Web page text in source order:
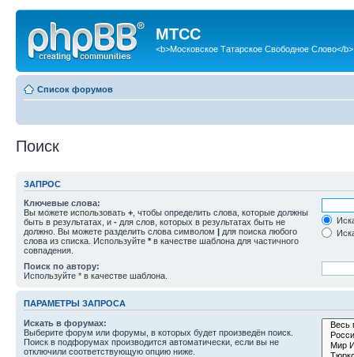
МТСС
<b>Московское Татарское Свободное Слово</b>
Список форумов
Поиск
ЗАПРОС
Ключевые слова:
Вы можете использовать + , чтобы определить слова, которые должны
быть в результатах, и - для слов, которых в результатах быть не
должно. Вы можете разделить слова символом | для поиска любого
слова из списка. Используйте * в качестве шаблона для частичного
совпадения.
Поиск по автору:
Используйте * в качестве шаблона.
ПАРАМЕТРЫ ЗАПРОСА
Искать в форумах:
Выберите форум или форумы, в которых будет произведён поиск.
Поиск в подфорумах производится автоматически, если вы не
отключили соответствующую опцию ниже.